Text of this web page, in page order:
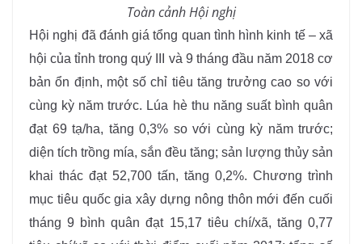
Toàn cảnh Hội nghị
Hội nghị đã đánh giá tổng quan tình hình kinh tế – xã
hội của tỉnh trong quý III và 9 tháng đầu năm 2018 cơ
bản ổn định, một số chỉ tiêu tăng trưởng cao so với
cùng kỳ năm trước. Lúa hè thu năng suất bình quân
đạt 69 tạ/ha, tăng 0,3% so với cùng kỳ năm trước;
diện tích trồng mía, sắn đều tăng; sản lượng thủy sản
khai thác đạt 52,700 tấn, tăng 0,2%. Chương trình
mục tiêu quốc gia xây dựng nông thôn mới đến cuối
tháng 9 bình quân đạt 15,17 tiêu chí/xã, tăng 0,77